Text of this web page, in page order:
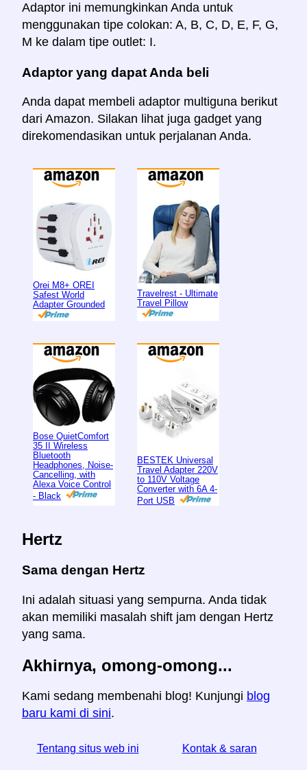
Adaptor ini memungkinkan Anda untuk
menggunakan tipe colokan: A, B, C, D, E, F, G,
M ke dalam tipe outlet: I.
Adaptor yang dapat Anda beli
Anda dapat membeli adaptor multiguna berikut
dari Amazon. Silakan lihat juga gadget yang
direkomendasikan untuk perjalanan Anda.
Orei M8+ OREI
Safest World
Adapter Grounded
Travelrest - Ultimate
Travel Pillow
Bose QuietComfort
35 II Wireless
Bluetooth
Headphones, Noise-
Cancelling, with
Alexa Voice Control
- Black
BESTEK Universal
Travel Adapter 220V
to 110V Voltage
Converter with 6A 4-
Port USB
Hertz
Sama dengan Hertz
Ini adalah situasi yang sempurna. Anda tidak
akan memiliki masalah shift jam dengan Hertz
yang sama.
Akhirnya, omong-omong...
Kami sedang membenahi blog! Kunjungi blog
baru kami di sini.
Tentang situs web ini Kontak & saran